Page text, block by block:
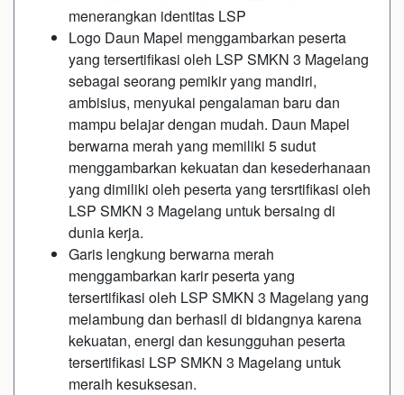
menerangkan identitas LSP
Logo Daun Mapel menggambarkan peserta
yang tersertifikasi oleh LSP SMKN 3 Magelang
sebagai seorang pemikir yang mandiri,
ambisius, menyukai pengalaman baru dan
mampu belajar dengan mudah. Daun Mapel
berwarna merah yang memiliki 5 sudut
menggambarkan kekuatan dan kesederhanaan
yang dimiliki oleh peserta yang tersrtifikasi oleh
LSP SMKN 3 Magelang untuk bersaing di
dunia kerja.
Garis lengkung berwarna merah
menggambarkan karir peserta yang
tersertifikasi oleh LSP SMKN 3 Magelang yang
melambung dan berhasil di bidangnya karena
kekuatan, energi dan kesungguhan peserta
tersertifikasi LSP SMKN 3 Magelang untuk
meraih kesuksesan.